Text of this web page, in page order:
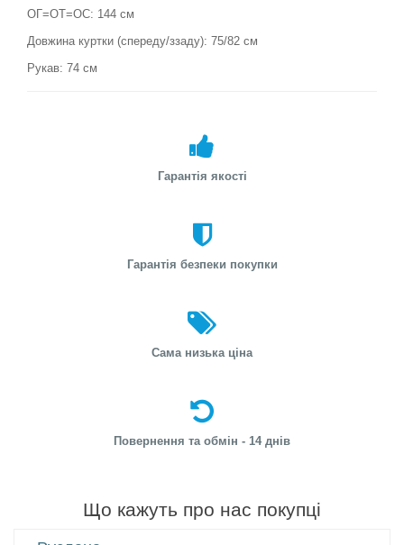
ОГ=ОТ=ОС: 144 см
Довжина куртки (спереду/ззаду): 75/82 см
Рукав: 74 см
Гарантія якості
Гарантія безпеки покупки
Сама низька ціна
Повернення та обмін - 14 днів
Що кажуть про нас покупці